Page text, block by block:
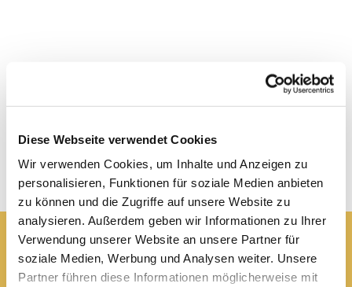
Diese Webseite verwendet Cookies
Wir verwenden Cookies, um Inhalte und Anzeigen zu
personalisieren, Funktionen für soziale Medien anbieten
zu können und die Zugriffe auf unsere Website zu
analysieren. Außerdem geben wir Informationen zu Ihrer
Verwendung unserer Website an unsere Partner für
soziale Medien, Werbung und Analysen weiter. Unsere
Partner führen diese Informationen möglicherweise mit
Pfarrei St. Elisabeth Arnstadt